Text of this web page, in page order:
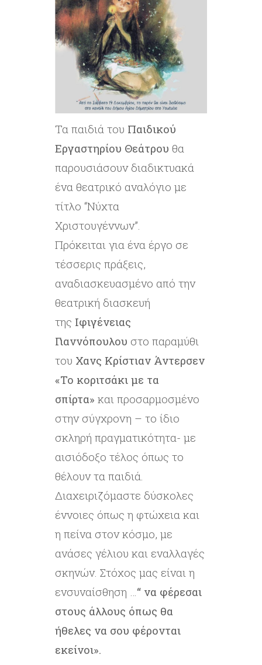
Τα παιδιά του Παιδικού
Εργαστηρίου Θεάτρου θα
παρουσιάσουν διαδικτυακά
ένα θεατρικό αναλόγιο με
τίτλο “Νύχτα
Χριστουγέννων”.
Πρόκειται για ένα έργο σε
τέσσερις πράξεις,
αναδιασκευασμένο από την
θεατρική διασκευή
της Ιφιγένειας
Γιαννόπουλου στο παραμύθι
του Χανς Κρίστιαν Άντερσεν
«Το κοριτσάκι με τα
σπίρτα» και προσαρμοσμένο
στην σύγχρονη – το ίδιο
σκληρή πραγματικότητα- με
αισιόδοξο τέλος όπως το
θέλουν τα παιδιά.
Διαχειριζόμαστε δύσκολες
έννοιες όπως η φτώχεια και
η πείνα στον κόσμο, με
ανάσες γέλιου και εναλλαγές
σκηνών. Στόχος μας είναι η
ενσυναίσθηση …“ να φέρεσαι
στους άλλους όπως θα
ήθελες να σου φέρονται
εκείνοι».